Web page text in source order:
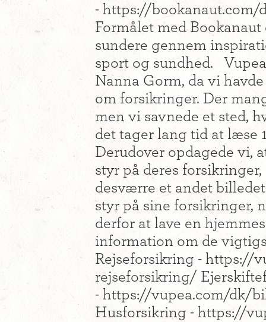
- https://bookanaut.com/
Formålet med
sundere gennem
sport og sundhed.
Nanna Gorm, da vi
om forsikringer. Der
men vi savnede et sted,
det tager lang tid at læse
Derudover opdagede vi,
styr på deres
desværre et andet
styr på sine forsikringer,
derfor at lave en
information om de
Rejseforsikring - https://
rejseforsikring/
- https://vupea.com/dk/
Husforsikring - https://